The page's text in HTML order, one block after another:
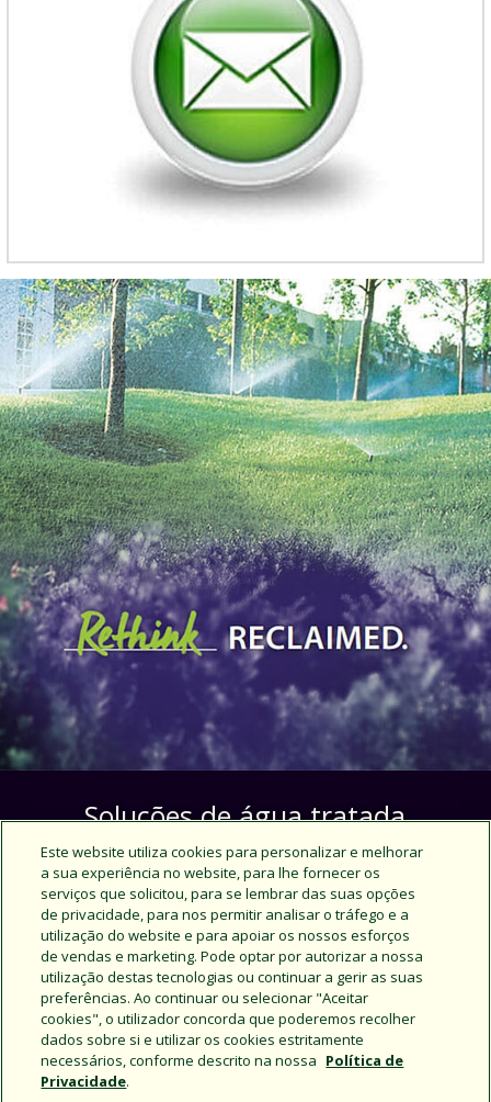
Soluções de água tratada
Tirar o máximo partido da nossa água é mais
importante do que nunca. É disso que se trata a
nossa iniciativa de sensibilização sobre a água
tratada.
Saiba mais
Este website utiliza cookies para personalizar e melhorar
a sua experiência no website, para lhe fornecer os
serviços que solicitou, para se lembrar das suas opções
de privacidade, para nos permitir analisar o tráfego e a
utilização do website e para apoiar os nossos esforços
de vendas e marketing. Pode optar por autorizar a nossa
utilização destas tecnologias ou continuar a gerir as suas
preferências. Ao continuar ou selecionar "Aceitar
cookies", o utilizador concorda que poderemos recolher
dados sobre si e utilizar os cookies estritamente
necessários, conforme descrito na nossa Política de
Privacidade.